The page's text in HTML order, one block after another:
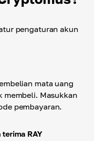
pengaturan akun
mata uang
membeli. Masukkan
pembayaran.
RAY